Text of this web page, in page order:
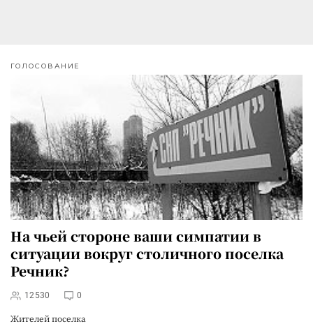
ГОЛОСОВАНИЕ
На чьей стороне ваши симпатии в
ситуации вокруг столичного поселка
Речник?
12530 0
Жителей поселка